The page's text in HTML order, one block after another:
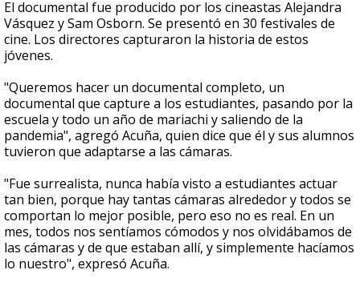
El documental fue producido por los cineastas Alejandra
Vásquez y Sam Osborn. Se presentó en 30 festivales de
cine. Los directores capturaron la historia de estos
jóvenes.
"Queremos hacer un documental completo, un
documental que capture a los estudiantes, pasando por la
escuela y todo un año de mariachi y saliendo de la
pandemia", agregó Acuña, quien dice que él y sus alumnos
tuvieron que adaptarse a las cámaras.
"Fue surrealista, nunca había visto a estudiantes actuar
tan bien, porque hay tantas cámaras alrededor y todos se
comportan lo mejor posible, pero eso no es real. En un
mes, todos nos sentíamos cómodos y nos olvidábamos de
las cámaras y de que estaban allí, y simplemente hacíamos
lo nuestro", expresó Acuña.